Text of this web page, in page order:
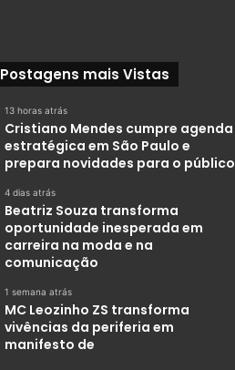
Postagens mais Vistas
13 horas atrás
Cristiano Mendes cumpre agenda
estratégica em São Paulo e
prepara novidades para o público
4 dias atrás
Beatriz Souza transforma
oportunidade inesperada em
carreira na moda e na
comunicação
1 semana atrás
MC Leozinho ZS transforma
vivências da periferia em
manifesto de